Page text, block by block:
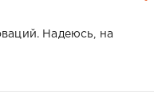
Надеюсь, на